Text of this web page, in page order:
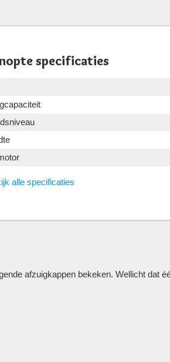
specificaties
alle specificaties
afzuigkappen bekeken. Wellicht dat